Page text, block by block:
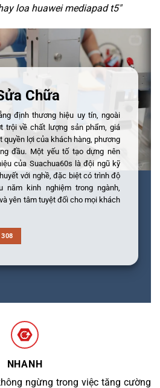
loa huawei mediapad t5"
Chữa
định thương hiệu uy tín, ngoài
trội về chất lượng sản phẩm, giá
quyền lợi của khách hàng, phương
đầu. Một yếu tố tạo dựng nên
của Suachua60s là đội ngũ kỹ
với nghề, đặc biệt có trình độ
năm kinh nghiệm trong ngành,
yên tâm tuyệt đối cho mọi khách
308
NHANH
ngừng trong việc tăng cường